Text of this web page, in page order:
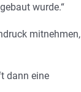
wurde.“
mitnehmen,
dann eine